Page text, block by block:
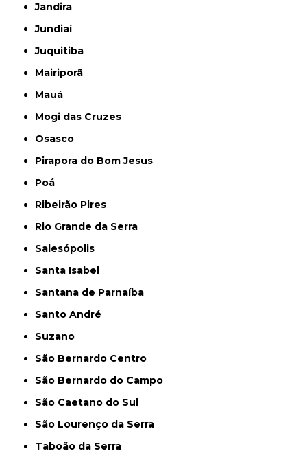
Jandira
Jundiaí
Juquitiba
Mairiporã
Mauá
Mogi das Cruzes
Osasco
Pirapora do Bom Jesus
Poá
Ribeirão Pires
Rio Grande da Serra
Salesópolis
Santa Isabel
Santana de Parnaíba
Santo André
Suzano
São Bernardo Centro
São Bernardo do Campo
São Caetano do Sul
São Lourenço da Serra
Taboão da Serra